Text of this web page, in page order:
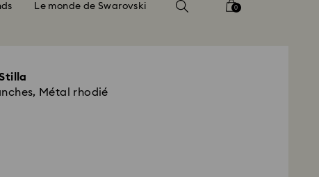
Le monde de Swarovski 0
Métal rhodié